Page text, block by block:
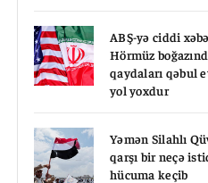
ABŞ-yə ciddi
Hörmüz
qaydaları qəbul
yol yoxdur
Yəmən Silahlı
qarşı bir neçə
hücuma keçib